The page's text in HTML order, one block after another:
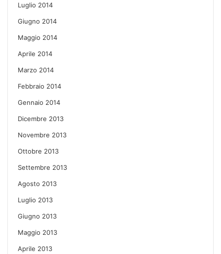
Luglio 2014
Giugno 2014
Maggio 2014
Aprile 2014
Marzo 2014
Febbraio 2014
Gennaio 2014
Dicembre 2013
Novembre 2013
Ottobre 2013
Settembre 2013
Agosto 2013
Luglio 2013
Giugno 2013
Maggio 2013
Aprile 2013